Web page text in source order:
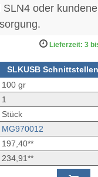
SLN4 oder
Lieferzeit: 3
SLKUSB
100 gr
1
Stück
MG970012
197,40**
234,91**